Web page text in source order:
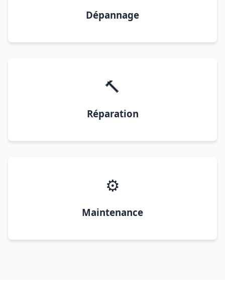
Dépannage
🔨
Réparation
⚙️
Maintenance